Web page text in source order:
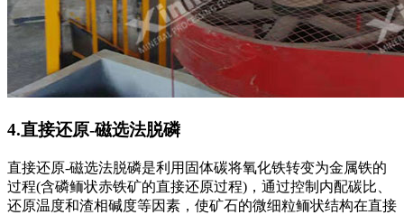
4.直接还原-磁选法脱磷
直接还原-磁选法脱磷是利用固体碳将氧化铁转变为金属铁的
过程(含磷鲕状赤铁矿的直接还原过程)，通过控制内配碳比、
还原温度和渣相碱度等因素，使矿石的微细粒鲕状结构在直接